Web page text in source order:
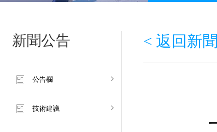
新聞公告
公告欄
技術建議
< 返回新